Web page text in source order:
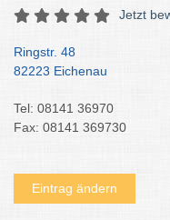
Jetzt
Ringstr. 48
82223 Eichenau
Tel: 08141 36970
Fax: 08141 369730
Eintrag ändern